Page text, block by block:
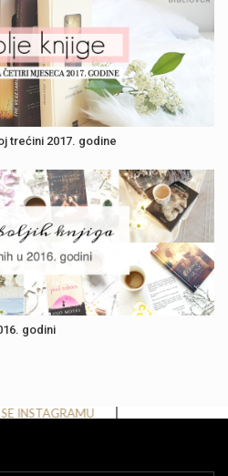
trećini 2017. godine
godini
INSTAGRAMU
returned invalid data.